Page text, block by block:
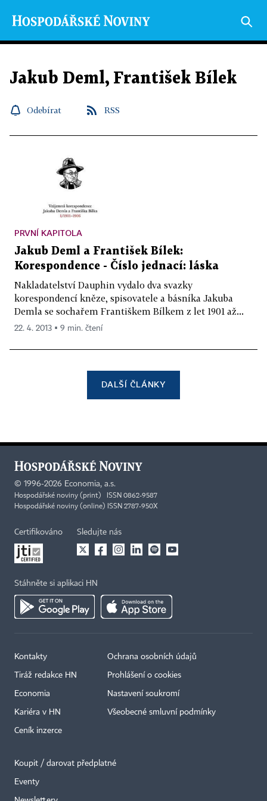
Jakub Deml, František Bílek
Odebírat RSS
PRVNÍ KAPITOLA
Jakub Deml a František Bílek:
Korespondence - Číslo jednací: láska
Nakladatelství Dauphin vydalo dva svazky
korespondencí kněze, spisovatele a básníka Jakuba
Demla se sochařem Františkem Bílkem z let 1901 až...
22. 4. 2013 ▪ 9 min. čtení
DALŠÍ ČLÁNKY
© 1996-2026 Economia, a.s.
Hospodářské noviny (print) ISSN 0862-9587
Hospodářské noviny (online) ISSN 2787-950X
Certifikováno Sledujte nás
Stáhněte si aplikaci HN
Kontakty
Tiráž redakce HN
Economia
Kariéra v HN
Ceník inzerce
Ochrana osobních údajů
Prohlášení o cookies
Nastavení soukromí
Všeobecné smluvní podmínky
Koupit / darovat předplatné
Eventy